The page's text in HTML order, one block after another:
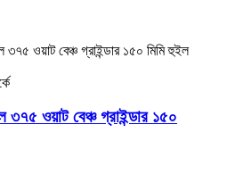
ওয়াট বেঞ্চ গ্রাইন্ডার ১৫০